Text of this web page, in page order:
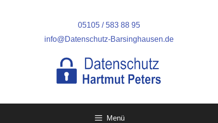
05105 / 583 88 95
info@Datenschutz-Barsinghausen.de
Menü